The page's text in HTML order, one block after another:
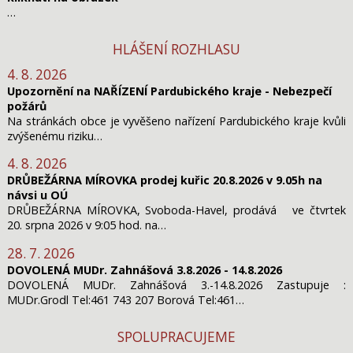
…
HLÁŠENÍ ROZHLASU
4. 8. 2026
Upozornění na NAŘÍZENÍ Pardubického kraje - Nebezpečí
požárů
Na stránkách obce je vyvěšeno nařízení Pardubického kraje kvůli
zvýšenému riziku…
4. 8. 2026
DRŮBEŽÁRNA MÍROVKA prodej kuřic 20.8.2026 v 9.05h na
návsi u OÚ
DRŮBEŽÁRNA MÍROVKA, Svoboda-Havel, prodává ve čtvrtek
20. srpna 2026 v 9:05 hod. na…
28. 7. 2026
DOVOLENÁ MUDr. Zahnášová 3.8.2026 - 14.8.2026
DOVOLENÁ MUDr. Zahnášová 3.-14.8.2026 Zastupuje :
MUDr.Grodl Tel:461 743 207 Borová Tel:461…
SPOLUPRACUJEME